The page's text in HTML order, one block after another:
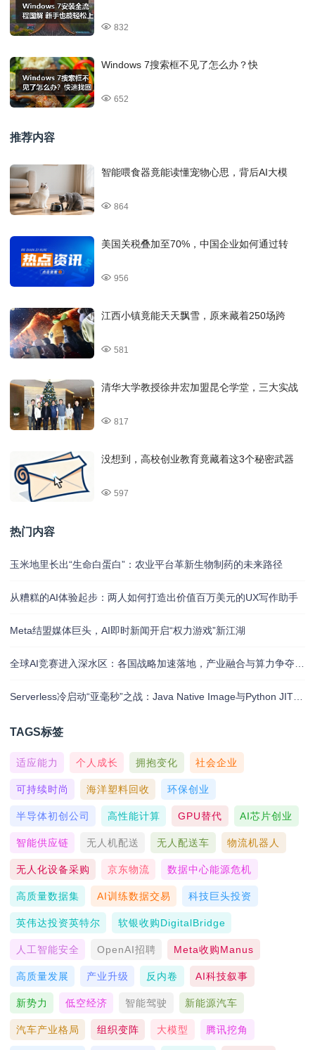
832
Windows 7搜索框不见了怎么办？快
652
推荐内容
智能喂食器竟能读懂宠物心思，背后AI大模
864
美国关税叠加至70%，中国企业如何通过转
956
江西小镇竟能天天飘雪，原来藏着250场跨
581
清华大学教授徐井宏加盟昆仑学堂，三大实战
817
没想到，高校创业教育竟藏着这3个秘密武器
597
热门内容
玉米地里长出“生命白蛋白”：农业平台革新生物制药的未来路径
从糟糕的AI体验起步：两人如何打造出价值百万美元的UX写作助手
Meta结盟媒体巨头，AI即时新闻开启“权力游戏”新江湖
TAGS标签
适应能力 个人成长 拥抱变化 社会企业
可持续时尚 海洋塑料回收 环保创业
半导体初创公司 高性能计算 GPU替代 AI芯片创业
智能供应链 无人机配送 无人配送车 物流机器人
无人化设备采购 京东物流 数据中心能源危机
高质量数据集 AI训练数据交易 科技巨头投资
英伟达投资英特尔 软银收购DigitalBridge
人工智能安全 OpenAI招聘 Meta收购Manus
高质量发展 产业升级 反内卷 AI科技叙事
新势力 低空经济 智能驾驶 新能源汽车
汽车产业格局 组织变阵 大模型 腾讯挖角